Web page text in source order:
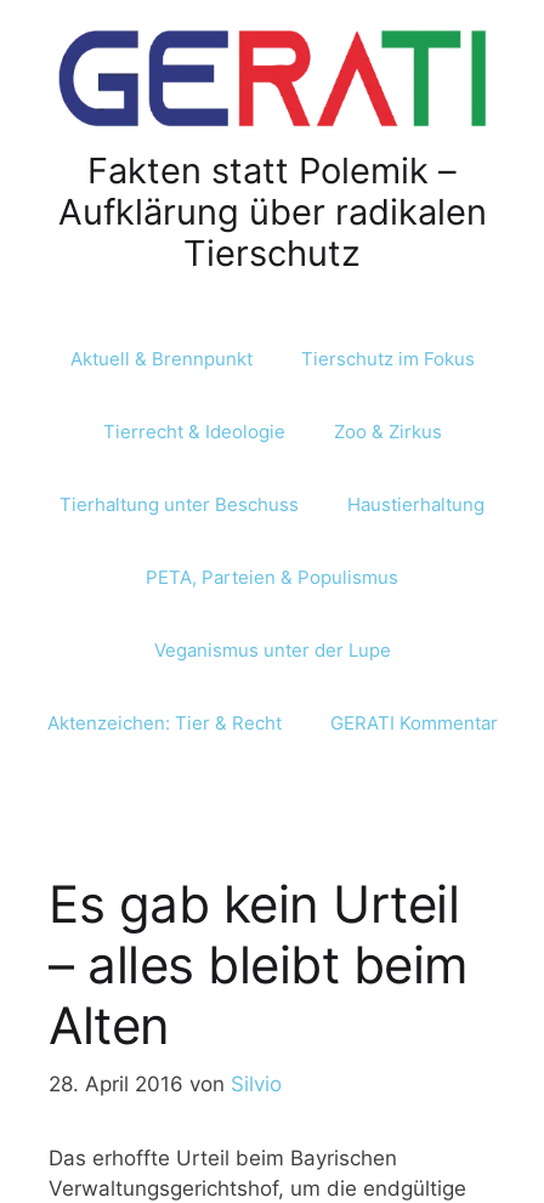
Fakten statt Polemik –
Aufklärung über radikalen
Tierschutz
Aktuell & Brennpunkt Tierschutz im Fokus
Tierrecht & Ideologie Zoo & Zirkus
Tierhaltung unter Beschuss Haustierhaltung
PETA, Parteien & Populismus
Veganismus unter der Lupe
Aktenzeichen: Tier & Recht GERATI Kommentar
Es gab kein Urteil
– alles bleibt beim
Alten
28. April 2016 von Silvio
Das erhoffte Urteil beim Bayrischen
Verwaltungsgerichtshof, um die endgültige